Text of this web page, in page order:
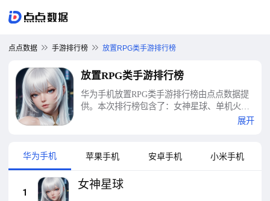
点点数据 手游排行榜 放置RPG类手游排行榜
放置RPG类手游排行榜
华为手机放置RPG类手游排行榜由点点数据提
供。本次排行榜包含了：女神星球、单机火车
放置、放置奇兵、暗区突围、金铲铲之战、星
展开
华为手机 苹果手机 安卓手机 小米手机
1
女神星球